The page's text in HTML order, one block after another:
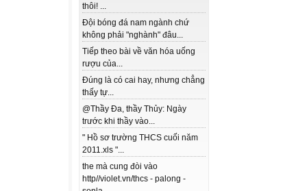
thôi! ...
Đội bóng đá nam ngành chứ
không phải "nghành" đâu...
Tiếp theo bài về văn hóa uống
rượu của...
Đúng là có cai hay, nhưng chẳng
thấy tự...
@Thầy Đa, thầy Thủy: Ngày
trước khi thầy vào...
" Hồ sơ trường THCS cuối năm
2011.xls "...
the mà cung đòi vào
http//violet.vn/thcs - palong -